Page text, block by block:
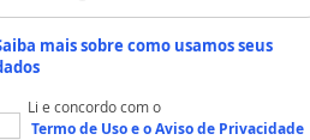
mais sobre como usamos seus
Li e concordo com o
Termo de Usoe oAviso de Privacidade